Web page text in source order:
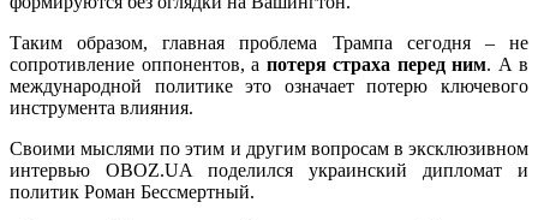
Таким образом, главная проблема Трампа сегодня – не
сопротивление оппонентов, а потеря страха перед ним. А в
международной политике это означает потерю ключевого
инструмента влияния.
Своими мыслями по этим и другим вопросам в эксклюзивном
интервью OBOZ.UA поделился украинский дипломат и
политик Роман Бессмертный.